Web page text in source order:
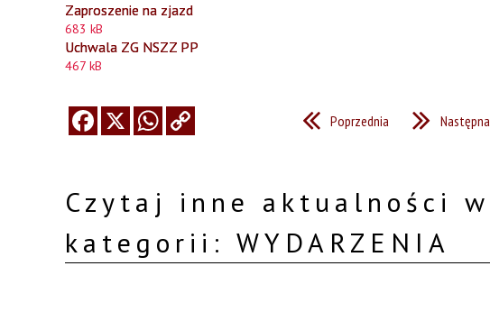
Zaproszenie na zjazd
683 kB
Uchwala ZG NSZZ PP
467 kB
Poprzednia Następna
Czytaj inne aktualności w
kategorii: WYDARZENIA